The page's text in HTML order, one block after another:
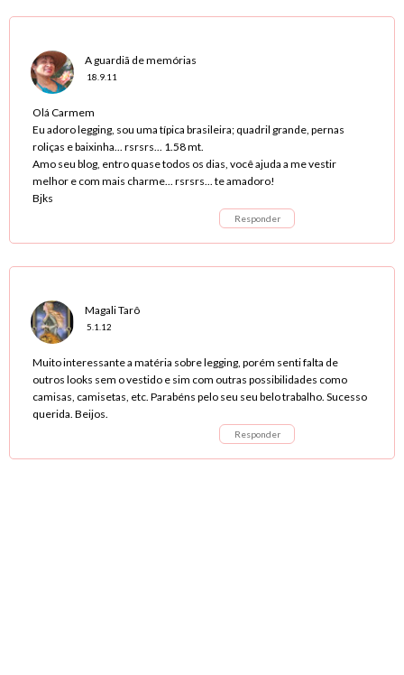
A guardiã de memórias
18.9.11
Olá Carmem
Eu adoro legging, sou uma típica brasileira; quadril grande, pernas
roliças e baixinha... rsrsrs... 1.58 mt.
Amo seu blog, entro quase todos os dias, você ajuda a me vestir
melhor e com mais charme... rsrsrs... te amadoro!
Bjks
Responder
Magali Tarô
5.1.12
Muito interessante a matéria sobre legging, porém senti falta de
outros looks sem o vestido e sim com outras possibilidades como
camisas, camisetas, etc. Parabéns pelo seu seu belo trabalho. Sucesso
querida. Beijos.
Responder